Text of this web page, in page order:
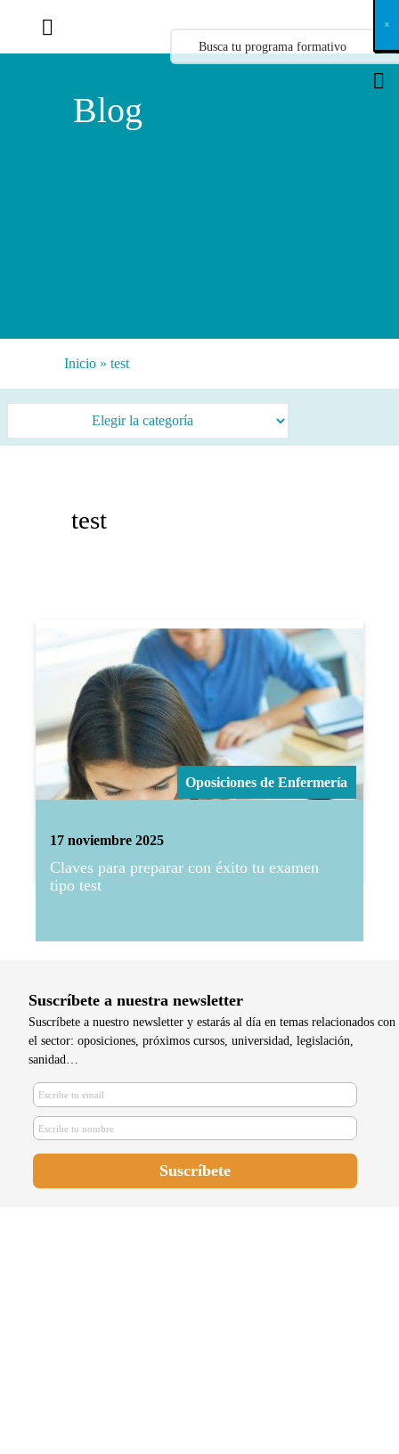
Blog
Inicio » test
test
17 noviembre 2025
Oposiciones de Enfermería
Claves para preparar con éxito tu examen
tipo test
Suscríbete a nuestra newsletter
Suscríbete a nuestro newsletter y estarás al día en temas relacionados con
el sector: oposiciones, próximos cursos, universidad, legislación,
sanidad…
X
×
×
×
×
×
×
×
×
×
×
×
×
×
×
×
×
×
×
×
×
×
×
×
×
×
×
×
×
×
×
×
×
×
×
×
×
×
×
×
×
×
×
×
×
×
×
×
×
×
×
×
×
×
×
×
×
×
×
×
×
×
×
×
×
×
×
×
×
×
×
×
×
×
×
×
×
×
×
×
×
×
×
×
×
×
×
×
×
×
×
×
×
×
×
×
×
×
×
×
×
×
×
×
×
×
×
×
×
×
×
×
×
×
×
×
×
×
×
×
×
×
×
×
×
×
×
×
×
×
×
×
×
×
×
×
×
×
×
×
×
×
×
×
×
×
×
×
×
×
×
×
×
×
×
×
×
×
×
×
×
×
×
×
×
×
×
×
×
×
×
×
×
×
×
×
×
×
×
×
×
×
×
×
×
×
×
×
×
×
×
×
×
×
×
×
×
×
×
×
×
×
×
×
×
×
×
×
×
×
×
×
×
×
×
×
×